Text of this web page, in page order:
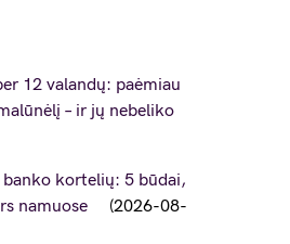
12 valandų: paėmiau
– ir jų nebeliko
banko kortelių: 5 būdai,
namuose
2026-08-